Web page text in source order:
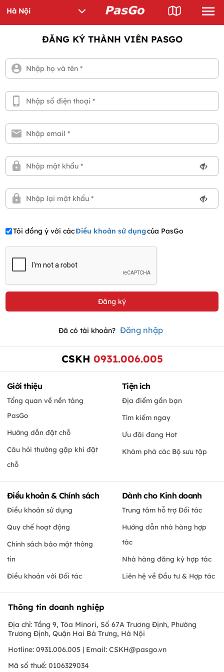
ĐĂNG KÝ THÀNH VIÊN PASGO
Tôi đồng ý với cácĐiều khoản sử dụngcủa PasGo
Đã có tài khoản? Đăng nhập
CSKH 0931.006.005
Giới thiệu
Tổng quan về nền tảng
PasGo
Hướng dẫn đặt chỗ
Câu hỏi thường gặp khi đặt
chỗ
Tiện ích
Địa điểm gần bạn
Tìm kiếm ngay
Ưu đãi đang Hot
Khám phá các Bộ sưu tập
Điều khoản & Chính sách
Điều khoản sử dụng
Quy chế hoạt động
Chính sách bảo mật thông
tin
Điều khoản với Đối tác
Dành cho Kinh doanh
Trung tâm hỗ trợ Đối tác
Hướng dẫn nhà hàng hợp
tác
Nhà hàng đăng ký hợp tác
Liên hệ về Đầu tư & Hợp tác
Thông tin doanh nghiệp
Địa chỉ: Tầng 9, Tòa Minori, Số 67A Trương Định, Phường
Trương Định, Quận Hai Bà Trưng, Hà Nội
Hotline: 0931.006.005 | Email: CSKH@pasgo.vn
Mã số thuế: 0106329034